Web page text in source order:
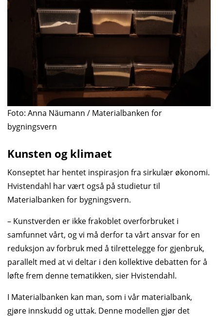
Foto: Anna Näumann / Materialbanken for
bygningsvern
Kunsten og klimaet
Konseptet har hentet inspirasjon fra sirkulær økonomi.
Hvistendahl har vært også på studietur til
Materialbanken for bygningsvern.
– Kunstverden er ikke frakoblet overforbruket i
samfunnet vårt, og vi må derfor ta vårt ansvar for en
reduksjon av forbruk med å tilrettelegge for gjenbruk,
parallelt med at vi deltar i den kollektive debatten for å
løfte frem denne tematikken, sier Hvistendahl.
I Materialbanken kan man, som i vår materialbank,
gjøre innskudd og uttak. Denne modellen gjør det